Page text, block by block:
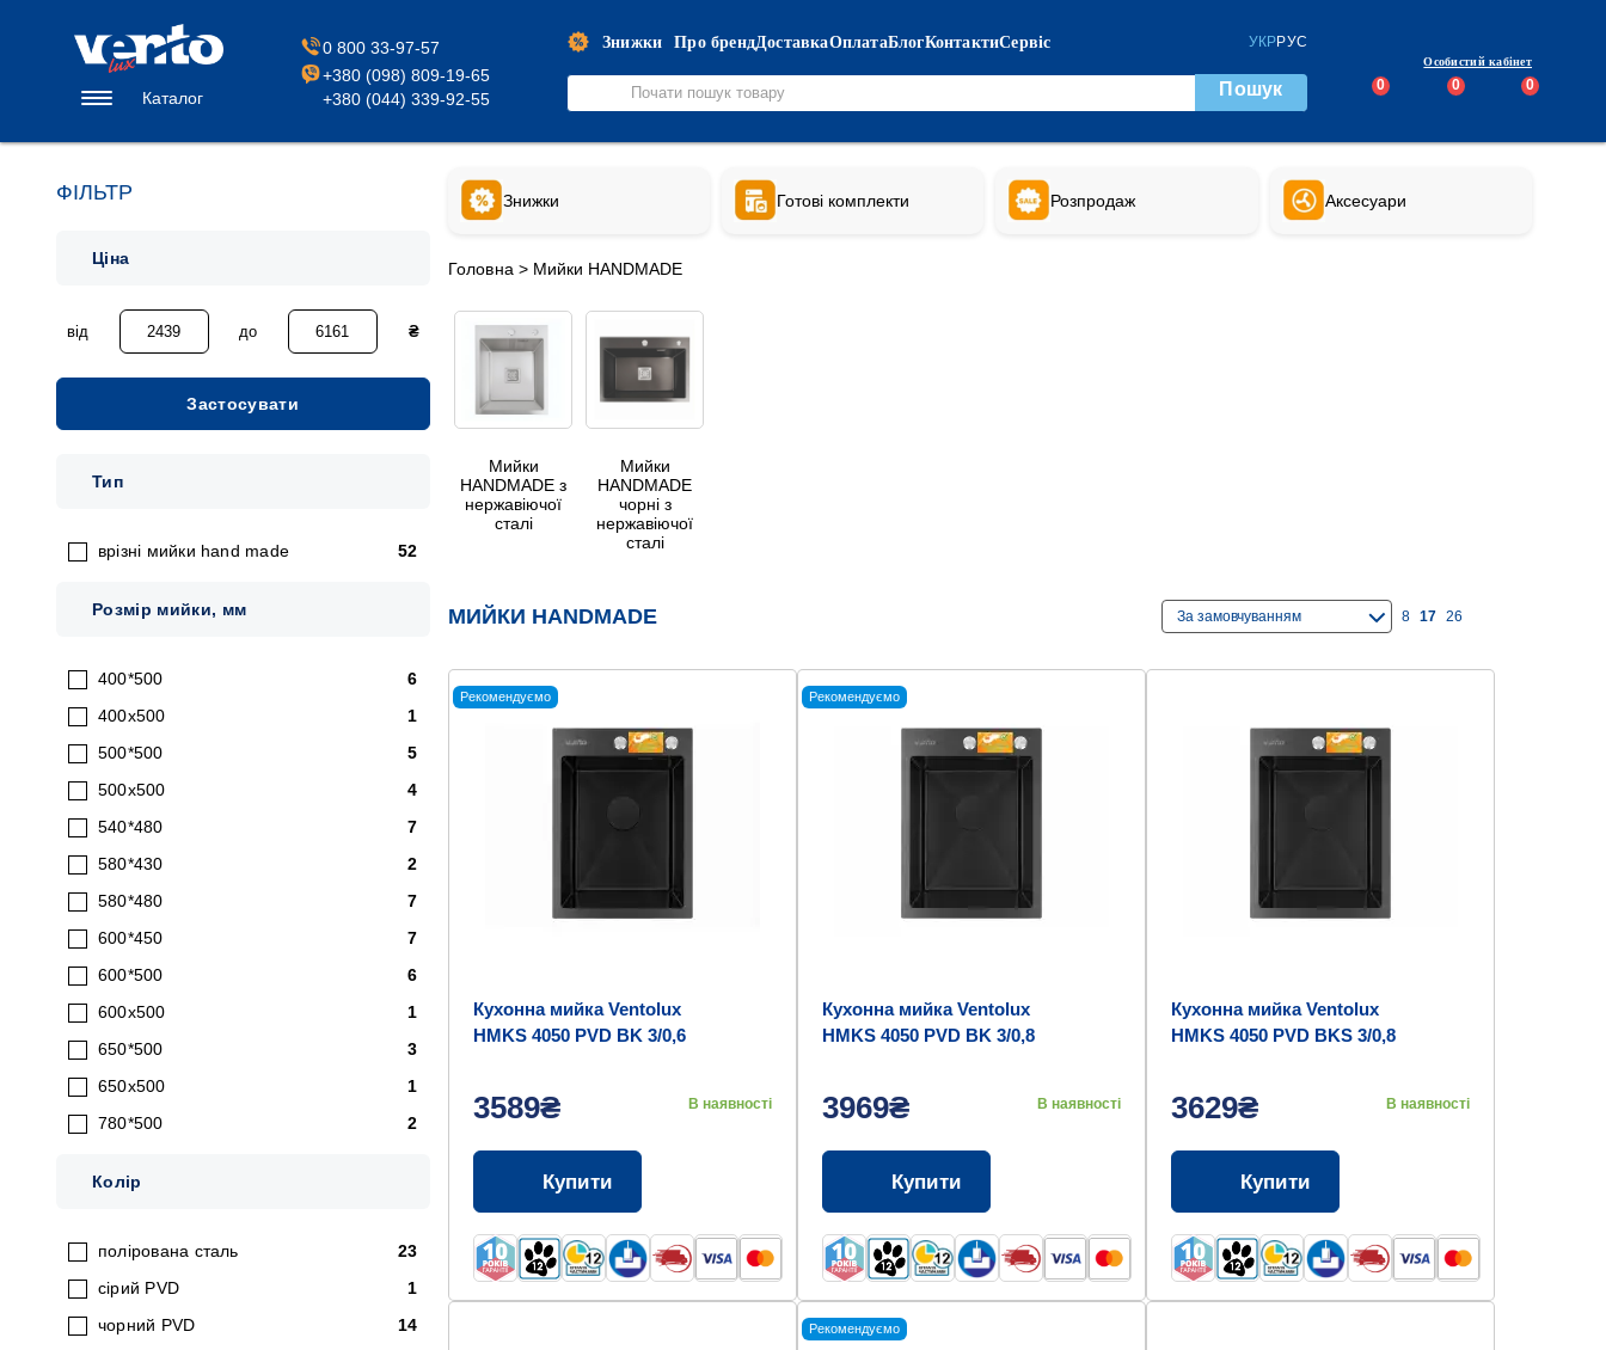
Каталог
0 800 33-97-57
+380 (098) 809-19-65
+380 (044) 339-92-55
Знижки Про брендДоставкаОплатаБлогКонтактиСервіс УКРРУС
Пошук
Особистий кабінет
0 0 0
ФІЛЬТР
Ціна
від до ₴
Застосувати
Тип
врізні мийки hand made 52
Розмір мийки, мм
400*500
6
400х500
1
500*500
5
500x500
4
540*480
7
580*430
2
580*480
7
600*450
7
600*500
6
600х500
1
650*500
3
650x500
1
780*500
2
Колір
полірована сталь
23
сірий PVD
1
чорний PVD
14
Знижки Готові комплекти Розпродаж Аксесуари
Головна > Мийки HANDMADE
Мийки
HANDMADE з
нержавіючої
сталі
Мийки
HANDMADE
чорні з
нержавіючої
сталі
МИЙКИ HANDMADE За замовчуванням 8 17 26
Рекомендуємо
Кухонна мийка Ventolux
HMKS 4050 PVD BK 3/0,6
3589₴ В наявності
Купити
Рекомендуємо
Кухонна мийка Ventolux
HMKS 4050 PVD BK 3/0,8
3969₴ В наявності
Купити
Кухонна мийка Ventolux
HMKS 4050 PVD BKS 3/0,8
3629₴ В наявності
Купити
Рекомендуємо